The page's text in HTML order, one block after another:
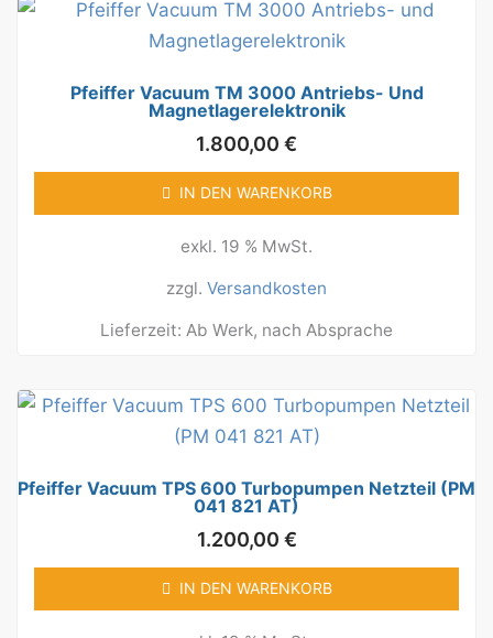
Pfeiffer Vacuum TM 3000 Antriebs- Und
Magnetlagerelektronik
1.800,00 €
IN DEN WARENKORB
exkl. 19 % MwSt.
zzgl. Versandkosten
Lieferzeit: Ab Werk, nach Absprache
Pfeiffer Vacuum TPS 600 Turbopumpen Netzteil (PM
041 821 AT)
1.200,00 €
IN DEN WARENKORB